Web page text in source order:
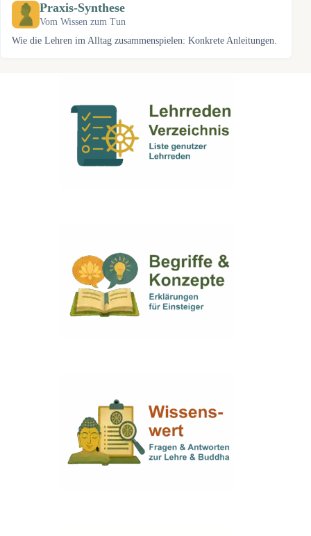
Praxis-Synthese
Vom Wissen zum Tun
Wie die Lehren im Alltag zusammenspielen: Konkrete Anleitungen.